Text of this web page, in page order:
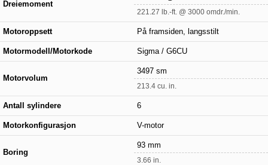
Dreiemoment
221.27 lb.-ft. @ 3000 omdr./min.
Motoroppsett På framsiden, langsstilt
Motormodell/Motorkode Sigma / G6CU
Motorvolum
3497 sm
213.4 cu. in.
Antall sylindere 6
Motorkonfigurasjon V-motor
Boring
93 mm
3.66 in.